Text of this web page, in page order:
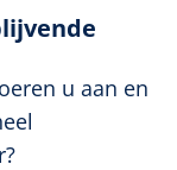
u aan en